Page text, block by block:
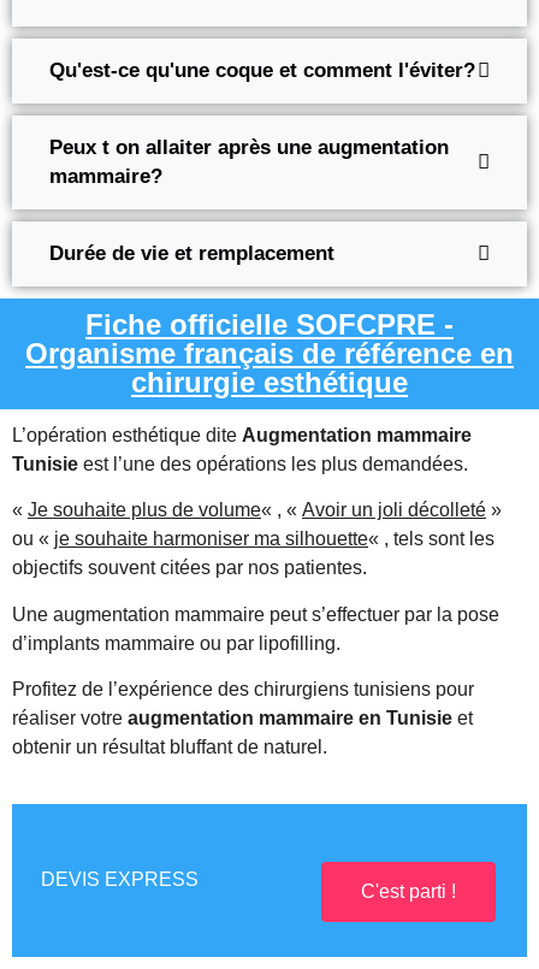
Qu'est-ce qu'une coque et comment l'éviter?
Peux t on allaiter après une augmentation
mammaire?
Durée de vie et remplacement
Fiche officielle SOFCPRE -
Organisme français de référence en
chirurgie esthétique
L’opération esthétique dite Augmentation mammaire
Tunisie est l’une des opérations les plus demandées.
« Je souhaite plus de volume« , « Avoir un joli décolleté »
ou « je souhaite harmoniser ma silhouette« , tels sont les
objectifs souvent citées par nos patientes.
Une augmentation mammaire peut s’effectuer par la pose
d’implants mammaire ou par lipofilling.
Profitez de l’expérience des chirurgiens tunisiens pour
réaliser votre augmentation mammaire en Tunisie et
obtenir un résultat bluffant de naturel.
DEVIS EXPRESS
C'est parti !